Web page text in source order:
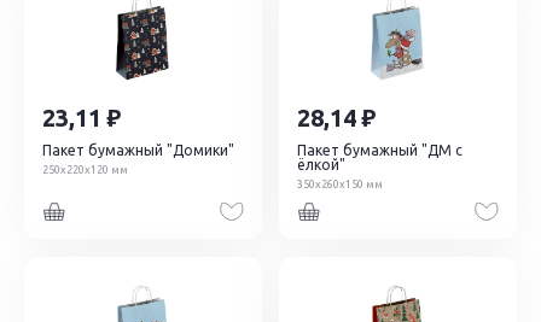
23,11
Пакет бумажный "Домики"
250х220х120 мм
28,14
Пакет бумажный "ДМ с
ёлкой"
350х260х150 мм